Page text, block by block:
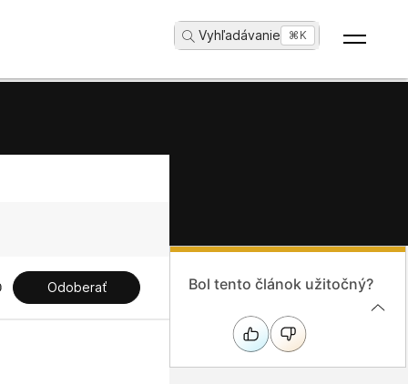
Vyhľadávanie ...⌘K
Odoberať Bol tento článok užitočný?